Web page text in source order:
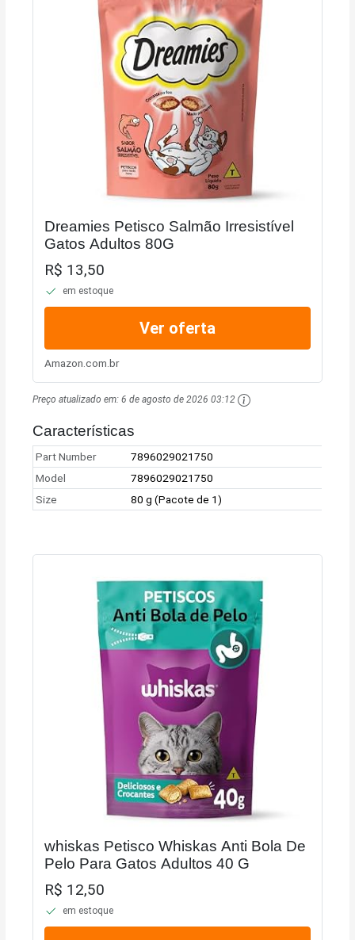
Dreamies Petisco Salmão Irresistível
Gatos Adultos 80G
R$ 13,50
em estoque
Ver oferta
Amazon.com.br
Preço atualizado em:6 de agosto de 2026 03:12
Características
Part Number
7896029021750
Model
7896029021750
Size
80 g (Pacote de 1)
whiskas Petisco Whiskas Anti Bola De
Pelo Para Gatos Adultos 40 G
R$ 12,50
em estoque